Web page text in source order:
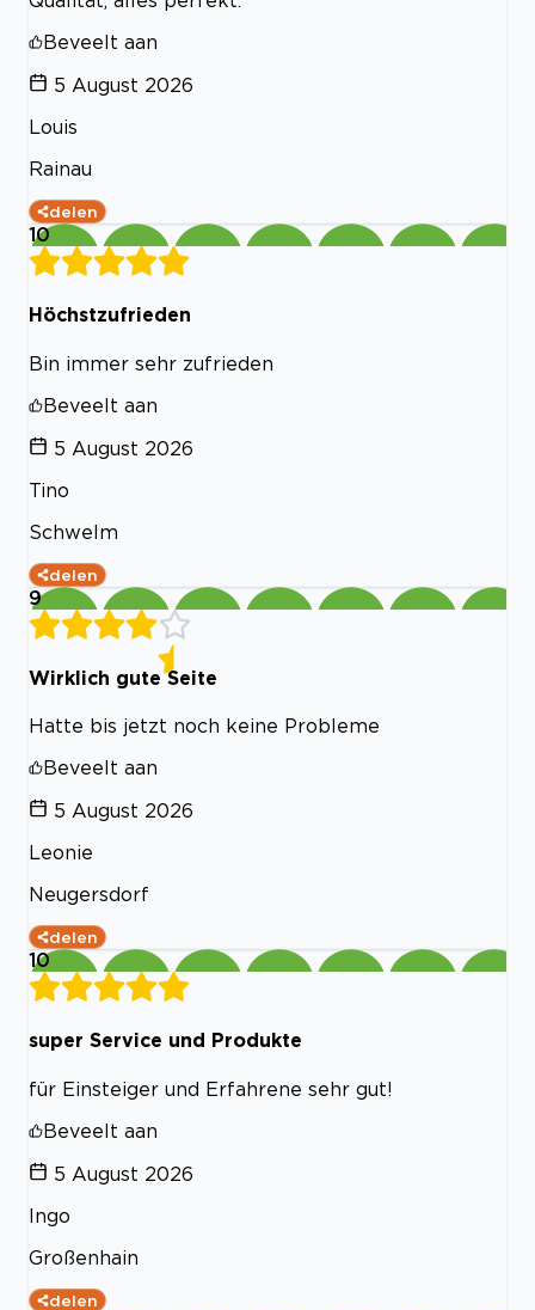
Beveelt aan
5 August 2026
Louis
Rainau
delen
10
Höchstzufrieden
Bin immer sehr zufrieden
Beveelt aan
5 August 2026
Tino
Schwelm
delen
9
Wirklich gute Seite
Hatte bis jetzt noch keine Probleme
Beveelt aan
5 August 2026
Leonie
Neugersdorf
delen
10
super Service und Produkte
für Einsteiger und Erfahrene sehr gut!
Beveelt aan
5 August 2026
Ingo
Großenhain
delen